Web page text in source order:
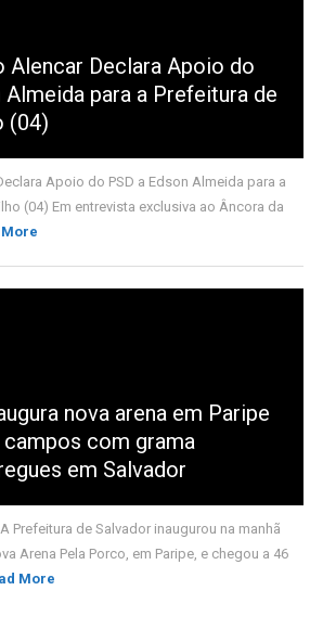
Alencar Declara Apoio do
Almeida para a Prefeitura de
(04)
Apoio do PSD a Edson Almeida para a
(04) Em entrevista exclusiva ao Âncora da
More
nova arena em Paripe
campos com grama
em Salvador
Prefeitura de Salvador inaugurou na manhã
Arena Pela Porco, em Paripe, e chegou a 46
More